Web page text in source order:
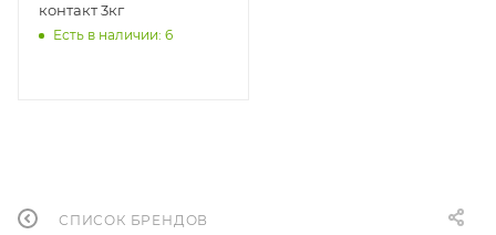
контакт 3кг
Есть в наличии: 6
СПИСОК БРЕНДОВ